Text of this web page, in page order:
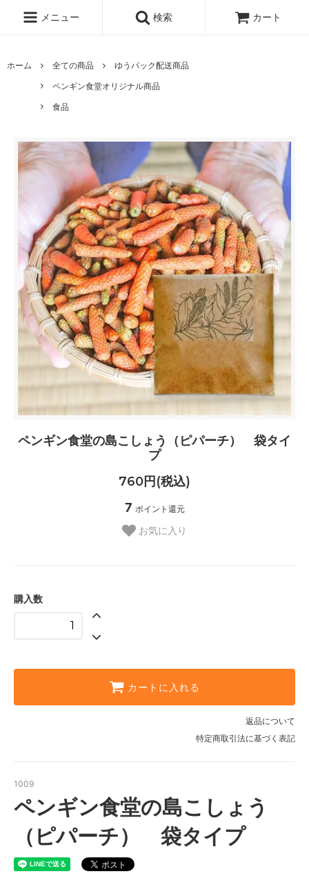
メニュー 検索 カート
ホーム 全ての商品
ゆうパック配送商品
ペンギン食堂オリジナル商品
食品
ペンギン食堂の島こしょう（ピパーチ） 袋タイ
プ
760円(税込)
7 ポイント還元
お気に入り
購入数
カートに入れる
返品について
特定商取引法に基づく表記
1009
ペンギン食堂の島こしょう
（ピパーチ） 袋タイプ